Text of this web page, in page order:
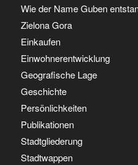
Wie der Name Guben
Zielona Gora
Einkaufen
Einwohnerentwicklung
Geografische Lage
Geschichte
Persönlichkeiten
Publikationen
Stadtgliederung
Stadtwappen